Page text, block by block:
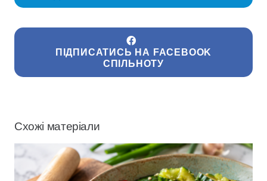
ПІДПИСАТИСЬ НА FACEBOOK
СПІЛЬНОТУ
Схожі матеріали